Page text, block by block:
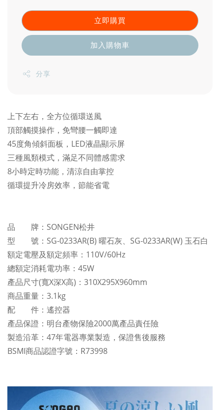
立即購買
加入購物車
分享
上下左右，全方位循環送風
頂部觸摸操作，免彎腰一觸即達
45度角傾斜面板，LED液晶顯示屏
三種風類模式，滿足不同體感需求
8小時定時功能，清涼自由掌控
循環提升冷房效率，節能省電
品 牌：SONGEN松井
型 號：SG-0233AR(B) 曜石灰、 SG-0233AR(W) 玉石白
額定電壓及額定頻率：110V/60Hz
總額定消耗電功率：45W
產品尺寸(寬X深X高)：310X295X960mm
商品重量：3.1kg
配 件：遙控器
產品保證：明台產物保險2000萬產品責任險
製造沿革：47年電器專業製造，保證售後服務
BSMI商品認證字號：R73998